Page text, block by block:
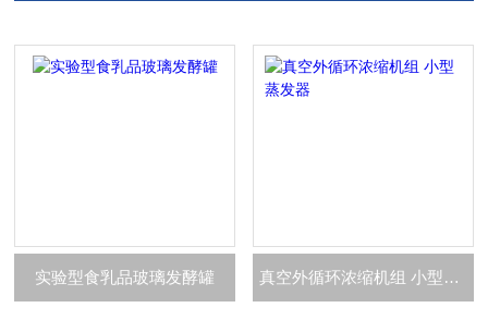
实验型食乳品玻璃发酵罐 真空外循环浓缩机组 小型蒸发器